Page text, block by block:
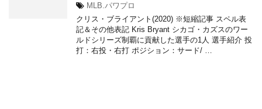
MLB.パワプロ
クリス・ブライアント(2020) ※短縮記事 スペル表
記＆その他表記 Kris Bryant シカゴ・カズスのワー
ルドシリーズ制覇に貢献した選手の1人 選手紹介 投
打：右投・右打 ポジション：サード/ …